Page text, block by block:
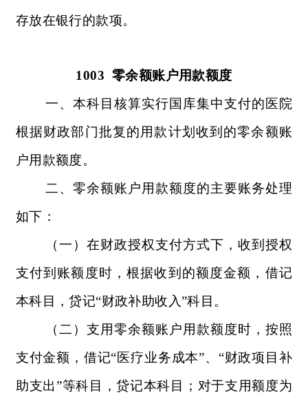
存放在银行的款项。
1003 零余额账户用款额度
一、本科目核算实行国库集中支付的医院
根据财政部门批复的用款计划收到的零余额账
户用款额度。
二、零余额账户用款额度的主要账务处理
如下：
（一）在财政授权支付方式下，收到授权
支付到账额度时，根据收到的额度金额，借记
本科目，贷记“财政补助收入”科目。
（二）支用零余额账户用款额度时，按照
支付金额，借记“医疗业务成本”、“财政项目补
助支出”等科目，贷记本科目；对于支用额度为